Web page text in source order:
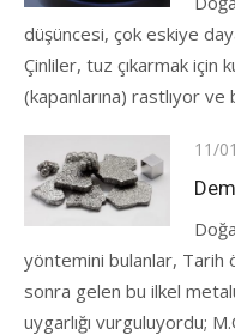
düşüncesi, çok eskiye
Çinliler, tuz çıkarmak için
(kapanlarına) rastlıyor ve
on
11/
yöntemini bulanlar, Tarih
sonra gelen bu ilkel
uygarlığı vurguluyordu;